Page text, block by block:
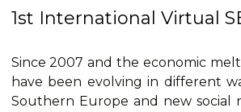
1st International Virtual
Since 2007 and the economic
have been evolving in different
Southern Europe and new social